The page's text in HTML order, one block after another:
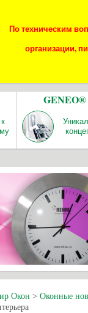
По техническим
организации,
GENEO®
Окон > Оконные